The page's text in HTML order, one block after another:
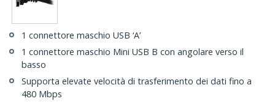
1 connettore maschio USB ‘A’
1 connettore maschio Mini USB B con angolare verso il
basso
Supporta elevate velocità di trasferimento dei dati fino a
480 Mbps